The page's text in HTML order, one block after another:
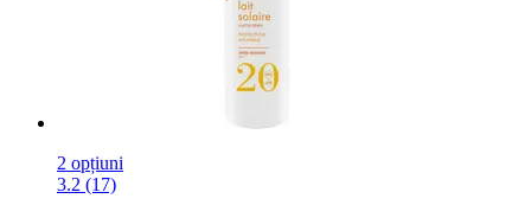
2 opțiuni
3.2 (17)